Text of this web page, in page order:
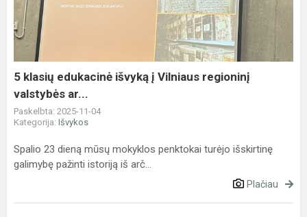
išvyką
į
Vilniaus
regioninį
valstybės
ar...
5 klasių edukacinė išvyką į Vilniaus regioninį
valstybės ar...
Paskelbta: 2025-11-04
Kategorija: Išvykos
Spalio 23 dieną mūsų mokyklos penktokai turėjo išskirtinę
galimybę pažinti istoriją iš arč...
Plačiau